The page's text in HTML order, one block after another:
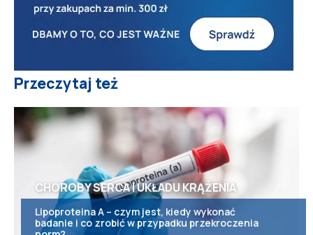
Przeczytaj też
CHOROBY SERCA I UKŁADU KRĄŻENIA
Lipoproteina A – czym jest, kiedy wykonać
badanie i co zrobić w przypadku przekroczenia